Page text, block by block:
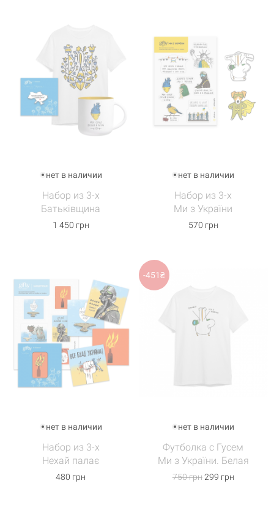
нет в наличии
Набор из 3-х
Батьківщина
1 450 грн
нет в наличии
Набор из 3-х
Ми з України
570 грн
нет в наличии
Набор из 3-х
Нехай палає
480 грн
-451₴
нет в наличии
Футболка с Гусем
Ми з України. Белая
750 грн299 грн